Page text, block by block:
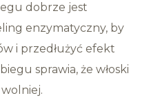
dobrze jest
enzymatyczny, by
i przedłużyć efekt
sprawia, że włoski
wolniej.